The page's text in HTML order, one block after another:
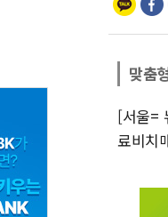
맞춤
[서울=
료비치